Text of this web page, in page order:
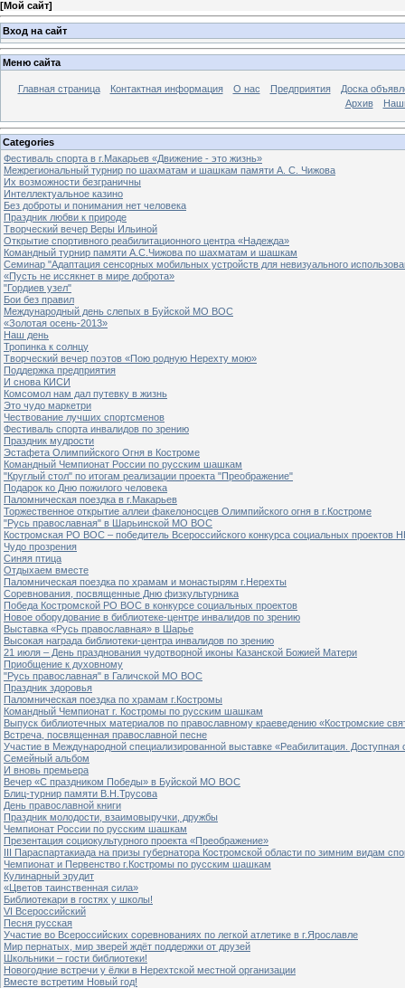
[Мой сайт]
Вход на сайт
Меню сайта
Главная страница Контактная информация О нас Предприятия
Доска
Архив
Categories
Фестиваль спорта в г.Макарьев «Движение - это жизнь»
Межрегиональный турнир по шахматам и шашкам памяти А. С. Чижова
Их возможности безграничны
Интеллектуальное казино
Без доброты и понимания нет человека
Праздник любви к природе
Творческий вечер Веры Ильиной
Открытие спортивного реабилитационного центра «Надежда»
Командный турнир памяти А.С.Чижова по шахматам и шашкам
Семинар "Адаптация сенсорных мобильных устройств для невизуального
«Пусть не иссякнет в мире доброта»
"Гордиев узел"
Бои без правил
Международный день слепых в Буйской МО ВОС
«Золотая осень-2013»
Наш день
Тропинка к солнцу
Творческий вечер поэтов «Пою родную Нерехту мою»
Поддержка предприятия
И снова КИСИ
Комсомол нам дал путевку в жизнь
Это чудо маркетри
Чествование лучших спортсменов
Фестиваль спорта инвалидов по зрению
Праздник мудрости
Эстафета Олимпийского Огня в Костроме
Командный Чемпионат России по русским шашкам
"Круглый стол" по итогам реализации проекта "Преображение"
Подарок ко Дню пожилого человека
Паломническая поездка в г.Макарьев
Торжественное открытие аллеи факелоносцев Олимпийского огня в г.Костроме
"Русь православная" в Шарьинской МО ВОС
Костромская РО ВОС – победитель Всероссийского конкурса социальных проектов
Чудо прозрения
Синяя птица
Отдыхаем вместе
Паломническая поездка по храмам и монастырям г.Нерехты
Соревнования, посвященные Дню физкультурника
Победа Костромской РО ВОС в конкурсе социальных проектов
Новое оборудование в библиотеке-центре инвалидов по зрению
Выставка «Русь православная» в Шарье
Высокая награда библиотеки-центра инвалидов по зрению
21 июля – День празднования чудотворной иконы Казанской Божией Матери
Приобщение к духовному
"Русь православная" в Галичской МО ВОС
Праздник здоровья
Паломническая поездка по храмам г.Костромы
Командный Чемпионат г. Костромы по русским шашкам
Выпуск библиотечных материалов по православному краеведению «Костромские
Встреча, посвященная православной песне
Участие в Международной специализированной выставке «Реабилитация. Доступная
Семейный альбом
И вновь премьера
Вечер «С праздником Победы» в Буйской МО ВОС
Блиц-турнир памяти В.Н.Трусова
День православной книги
Праздник молодости, взаимовыручки, дружбы
Чемпионат России по русским шашкам
Презентация социокультурного проекта «Преображение»
III Параспартакиада на призы губернатора Костромской области по зимним видам
Чемпионат и Первенство г.Костромы по русским шашкам
Кулинарный эрудит
«Цветов таинственная сила»
Библиотекари в гостях у школы!
VI Всероссийский
Песня русская
Участие во Всероссийских соревнованиях по легкой атлетике в г.Ярославле
Мир пернатых, мир зверей ждёт поддержки от друзей
Школьники – гости библиотеки!
Новогодние встречи у ёлки в Нерехтской местной организации
Вместе встретим Новый год!